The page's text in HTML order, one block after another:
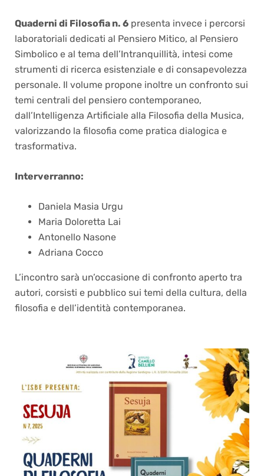
Quaderni di Filosofia n. 6 presenta invece i percorsi
laboratoriali dedicati al Pensiero Mitico, al Pensiero
Simbolico e al tema dell’Intranquillità, intesi come
strumenti di ricerca esistenziale e di consapevolezza
personale. Il volume propone inoltre un confronto sui
temi centrali del pensiero contemporaneo,
dall’Intelligenza Artificiale alla Filosofia della Musica,
valorizzando la filosofia come pratica dialogica e
trasformativa.
Interverranno:
Daniela Masia Urgu
Maria Doloretta Lai
Antonello Nasone
Adriana Cocco
L’incontro sarà un’occasione di confronto aperto tra
autori, corsisti e pubblico sui temi della cultura, della
filosofia e dell’identità contemporanea.